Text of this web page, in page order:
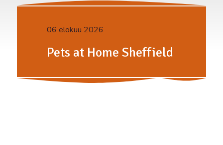
06 elokuu 2026
Pets at Home Sheffield